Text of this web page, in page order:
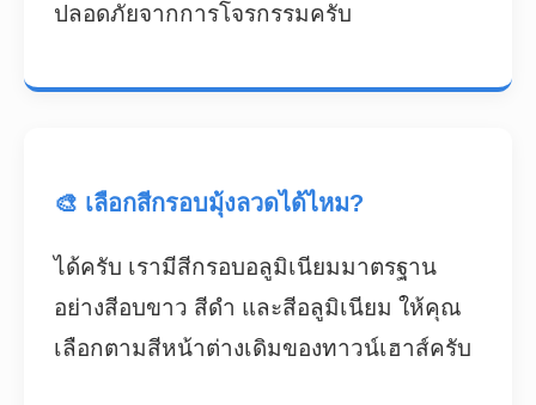
ปลอดภัยจากการโจรกรรมครับ
🎨 เลือกสีกรอบมุ้งลวดได้ไหม?
ได้ครับ เรามีสีกรอบอลูมิเนียมมาตรฐาน
อย่างสีอบขาว สีดำ และสีอลูมิเนียม ให้คุณ
เลือกตามสีหน้าต่างเดิมของทาวน์เฮาส์ครับ